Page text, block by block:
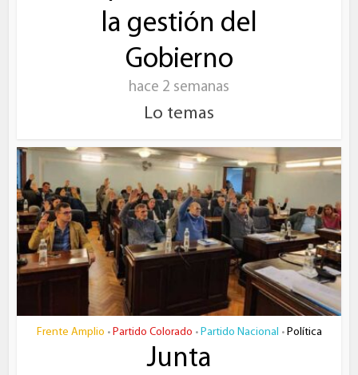
la gestión del
Gobierno
hace 2 semanas
Lo temas
Frente Amplio • Partido Colorado • Partido Nacional • Política
Junta